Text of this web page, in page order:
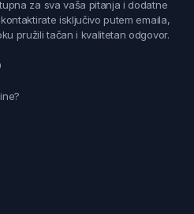
za sva vaša pitanja i dodatne
isključivo putem emaila,
pružili tačan i kvalitetan odgovor.